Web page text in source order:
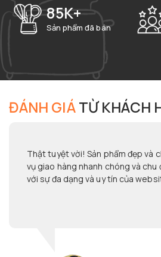
85K+
Sản phẩm đã bán
ĐÁNH GIÁTỪ KHÁCH
Thật tuyệt vời! Sản phẩm đẹp và
vụ giao hàng nhanh chóng và chu
với sự đa dạng và uy tín của